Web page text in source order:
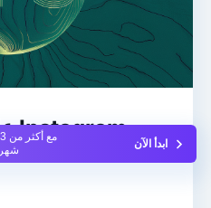
متابع حقيقي وعضوي على IG / شهر
ابدأ الآن
ماذا يعني SFS على Instagram